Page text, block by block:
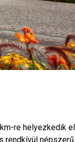
re helyezkedik el
rendkívül népszerű